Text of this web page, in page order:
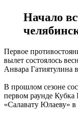
Начало
Первое
вылет состоялось
Анвара Гатиятулина
В прошлом сезоне
первом раунде Кубка
«Салавату Юлаеву»